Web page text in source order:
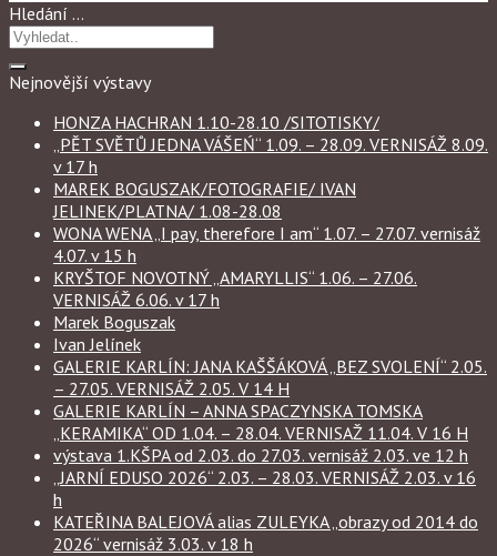
Hledání …
Nejnovější výstavy
HONZA HACHRAN 1.10-28.10 /SITOTISKY/
„PĚT SVĚTŮ JEDNA VÁŠEŃ“ 1.09. – 28.09. VERNISÁŽ 8.09.
v 17 h
MAREK BOGUSZAK/FOTOGRAFIE/ IVAN
JELINEK/PLATNA/ 1.08-28.08
WONA WENA „I pay, therefore I am“ 1.07. – 27.07. vernisáž
4.07. v 15 h
KRYŠTOF NOVOTNÝ „AMARYLLIS“ 1.06. – 27.06.
VERNISÁŽ 6.06. v 17 h
Marek Boguszak
Ivan Jelínek
GALERIE KARLÍN: JANA KAŠŠÁKOVÁ „BEZ SVOLENÍ“ 2.05.
– 27.05. VERNISÁŽ 2.05. V 14 H
GALERIE KARLÍN – ANNA SPACZYNSKA TOMSKA
„KERAMIKA“ OD 1.04. – 28.04. VERNISAŽ 11.04. V 16 H
výstava 1.KŠPA od 2.03. do 27.03. vernisáž 2.03. ve 12 h
„JARNÍ EDUSO 2026“ 2.03. – 28.03. VERNISÁŽ 2.03. v 16
h
KATEŘINA BALEJOVÁ alias ZULEYKA „obrazy od 2014 do
2026“ vernisáž 3.03. v 18 h